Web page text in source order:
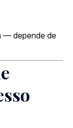
— depende de